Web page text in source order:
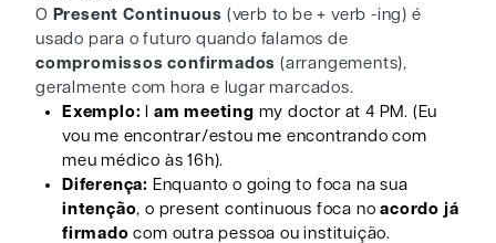
O Present Continuous (verb to be + verb -ing) é
usado para o futuro quando falamos de
compromissos confirmados (arrangements),
geralmente com hora e lugar marcados.
Exemplo:
am meeting my doctor at 4 PM. (Eu
vou me encontrar/estou me encontrando com
meu médico às 16h).
Diferença: Enquanto o going to foca na sua
intenção, o present continuous foca noacordo já
firmado com outra pessoa ou instituição.